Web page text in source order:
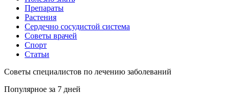
Препараты
Растения
Сердечно сосудистой система
Советы врачей
Спорт
Статьи
Советы специалистов по лечению заболеваний
Популярное за 7 дней